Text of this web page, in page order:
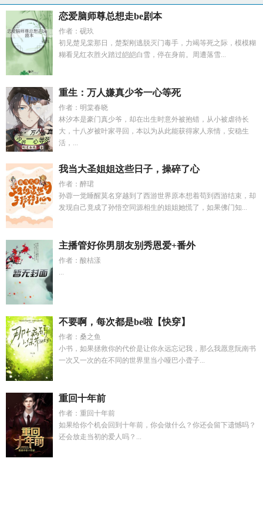
恋爱脑师尊总想走be剧本
作者：砚玖
初见楚见棠那日，楚梨刚逃脱灭门毒手，力竭等死之际，模模糊
糊看见红衣胜火踏过皑皑白雪，停在身前。周遭落雪...
重生：万人嫌真少爷一心等死
作者：明棠春晓
林汐本是豪门真少爷，却在出生时意外被抱错，从小被虐待长
大，十八岁被叶家寻回，本以为从此能获得家人亲情，安稳生
活，...
我当大圣姐姐这些日子，操碎了心
作者：醉珺
孙蓉一觉睡醒莫名穿越到了西游世界原本想着苟到西游结束，却
发现自己竟成了孙悟空同源相生的姐姐她慌了，如果佛门知...
主播管好你男朋友别秀恩爱+番外
作者：酸桔漾
...
不要啊，每次都是be啦【快穿】
作者：桑之鱼
小书，如果拯救你的代价是让你永远忘记我，那么我愿意阮南书
一次又一次的在不同的世界里当小哑巴小聋子...
重回十年前
作者：重回十年前
如果给你个机会回到十年前，你会做什么？你还会留下遗憾吗？
还会放走当初的爱人吗？...